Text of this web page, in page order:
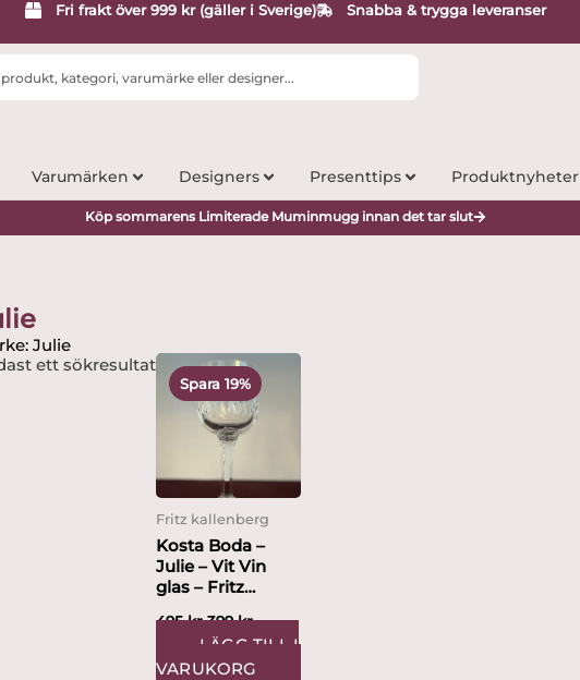
Fri frakt över 999 kr (gäller i Sverige) Snabba & trygga leveranser
Varumärken Designers Presenttips Produktnyheter
Köp sommarens Limiterade Muminmugg innan det tar slut
Julie
ett sökresultat
Spara 19%
Fritz kallenberg
Kosta Boda –
Julie – Vit Vin
glas – Fritz
495kr
Det
ursprungliga
priset
var:
495 kr.
399kr
nuvarande
priset
är:
LÄGG TILL I
VARUKORG